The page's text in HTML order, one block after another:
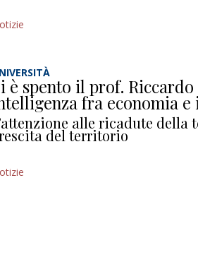
è spento il prof. Riccardo
fra economia e
alle ricadute della
del territorio